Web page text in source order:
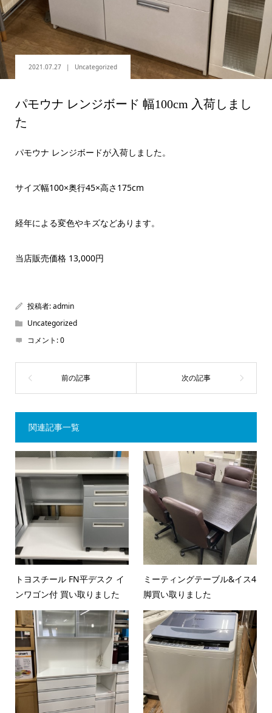
2021.07.27 Uncategorized
パモウナ レンジボード 幅100cm 入荷しまし
た
パモウナ レンジボードが入荷しました。
サイズ幅100×奥行45×高さ175cm
経年による変色やキズなどあります。
当店販売価格 13,000円
投稿者:admin
Uncategorized
コメント:0
関連記事一覧
トヨスチール FN平デスク イ
ンワゴン付 買い取りました
ミーティングテーブル&イス4
脚買い取りました